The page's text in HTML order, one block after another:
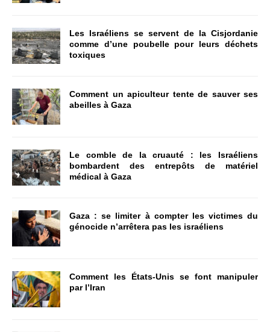
Les Israéliens se servent de la Cisjordanie
comme d’une poubelle pour leurs déchets
toxiques
Comment un apiculteur tente de sauver ses
abeilles à Gaza
Le comble de la cruauté : les Israéliens
bombardent des entrepôts de matériel
médical à Gaza
Gaza : se limiter à compter les victimes du
génocide n’arrêtera pas les israéliens
Comment les États-Unis se font manipuler
par l’Iran